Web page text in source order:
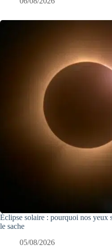
Éclipse solaire : pourquoi nos yeux
le sache
05/08/2026